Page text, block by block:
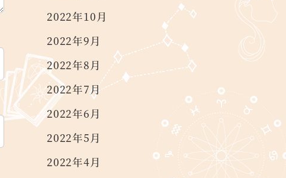
2022年10月
2022年9月
2022年8月
2022年7月
2022年6月
2022年5月
2022年4月